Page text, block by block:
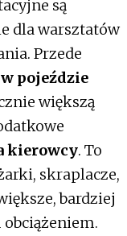
są
dla warsztatów
Przede
pojeździe
większą
kierowcy. To
skraplacze,
bardziej